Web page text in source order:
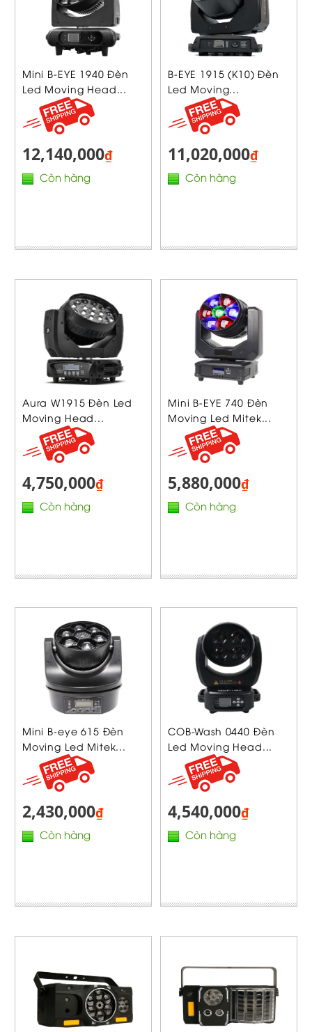
Mini B-EYE 1940 Đèn
Led Moving Head...
12,140,000₫
Còn hàng
B-EYE 1915 (K10) Đèn
Led Moving...
11,020,000₫
Còn hàng
Aura W1915 Đèn Led
Moving Head...
4,750,000₫
Còn hàng
Mini B-EYE 740 Đèn
Moving Led Mitek...
5,880,000₫
Còn hàng
Mini B-eye 615 Đèn
Moving Led Mitek...
2,430,000₫
Còn hàng
COB-Wash 0440 Đèn
Led Moving Head...
4,540,000₫
Còn hàng